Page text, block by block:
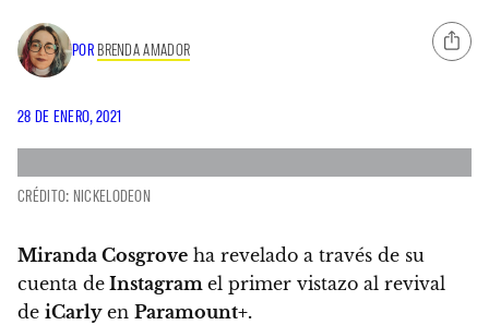
POR BRENDA AMADOR
28 DE ENERO, 2021
CRÉDITO: NICKELODEON
Miranda Cosgrove ha revelado a través de su
cuenta de Instagram el primer vistazo al revival
de iCarlyen Paramount+.